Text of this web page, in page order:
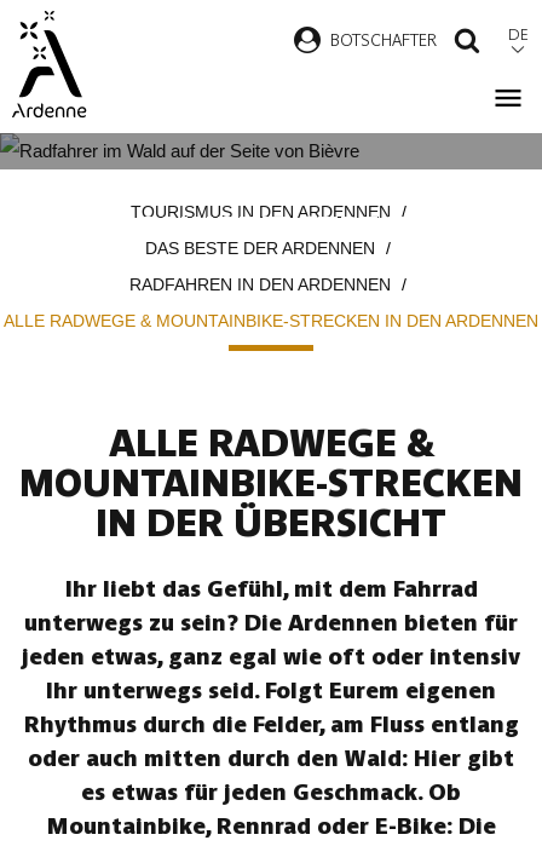
Direkt
zum
Inhalt
BOTSCHAFTER DE
MOUNTAINBIKE-STRECKEN IN
DEN ARDENNEN
TOURISMUS IN DEN ARDENNEN
DAS BESTE DER ARDENNEN
RADFAHREN IN DEN ARDENNEN
ALLE RADWEGE & MOUNTAINBIKE-STRECKEN IN DEN ARDENNEN
ALLE RADWEGE &
MOUNTAINBIKE-STRECKEN
IN DER ÜBERSICHT
Ihr liebt das Gefühl, mit dem Fahrrad
unterwegs zu sein? Die Ardennen bieten für
jeden etwas, ganz egal wie oft oder intensiv
Ihr unterwegs seid. Folgt Eurem eigenen
Rhythmus durch die Felder, am Fluss entlang
oder auch mitten durch den Wald: Hier gibt
es etwas für jeden Geschmack. Ob
Mountainbike, Rennrad oder E-Bike: Die